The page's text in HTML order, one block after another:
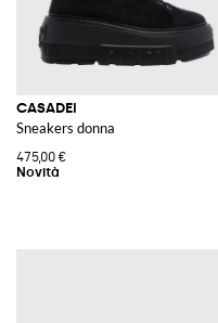
CASADEI
Sneakers donna
475,00 €